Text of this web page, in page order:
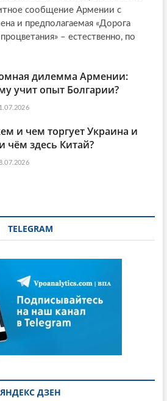
сообщение Армении с
и предполагаемая «Дорога
– естественно, по
дилемма Армении:
учит опыт Болгарии?
и чем торгует Украина и
чём здесь Китай?
TELEGRAM
ЯНДЕКС ДЗЕН